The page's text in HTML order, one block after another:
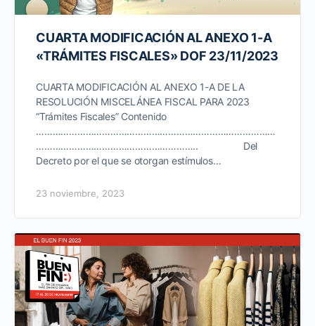
CUARTA MODIFICACIÓN AL ANEXO 1-A
«TRÁMITES FISCALES» DOF 23/11/2023
CUARTA MODIFICACIÓN AL ANEXO 1-A DE LA
RESOLUCIÓN MISCELÁNEA FISCAL PARA 2023
“Trámites Fiscales” Contenido
……………………………………………………………………………
………………………………………………….. Del
Decreto por el que se otorgan estímulos…
23 noviembre, 2023